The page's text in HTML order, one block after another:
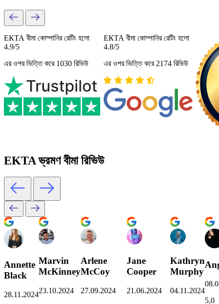
ЕКТА বীমা কোম্পানির রেটিং হলো
4.9/5
এর ওপর ভিত্তি করে 1030 রিভিউ
ЕКТА বীমা কোম্পানির রেটিং হলো
4.8/5
এর ওপর ভিত্তি করে 2174 রিভিউ
EKTA ভ্রমণ বীমা রিভিউ
Annette
Black
28.11.2024
Marvin
McKinney
23.10.2024
Arlene
McCoy
27.09.2024
Jane
Cooper
21.06.2024
Kathryn
Murphy
04.11.2024
5,0